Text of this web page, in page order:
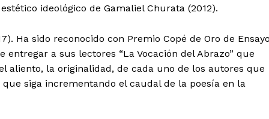
Diario los Andes
Contacto
Prensa
ideológico de Gamaliel Churata (2012).
Ha sido reconocido con Premio Copé de Oro de
entregar a sus lectores “La Vocación del Abrazo” que
aliento, la originalidad, de cada uno de los autores que
siga incrementando el caudal de la poesía en la